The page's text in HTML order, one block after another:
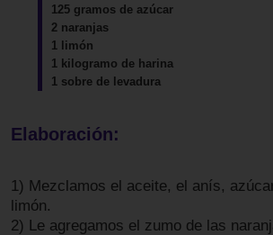
125 gramos de azúcar
2 naranjas
1 limón
1 kilogramo de harina
1 sobre de levadura
Elaboración:
1) Mezclamos el aceite, el anís,
limón.
2) Le agregamos el zumo de las